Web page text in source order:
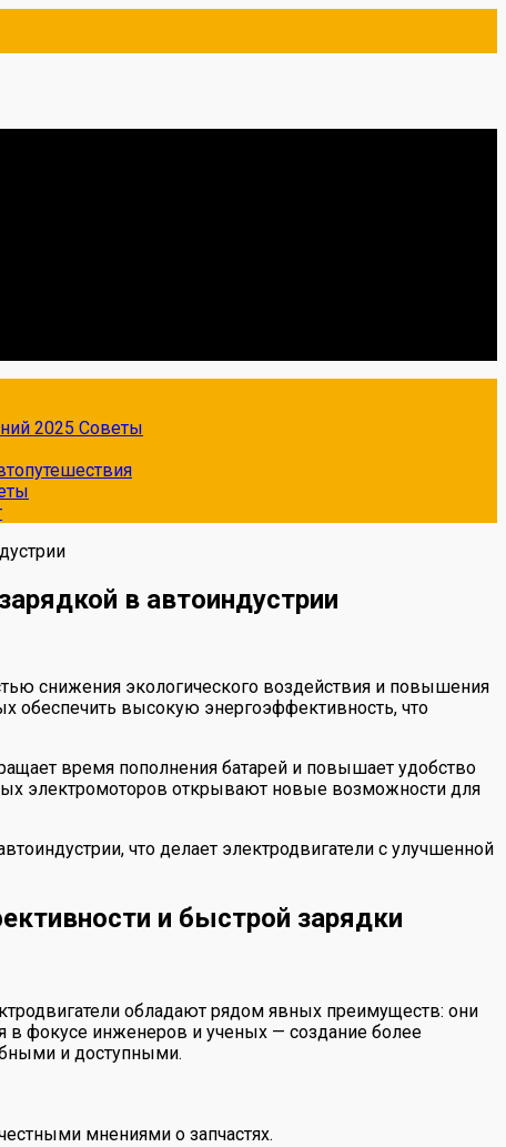
2025 Советы
в автоиндустрии
снижения экологического воздействия и повышения
обеспечить высокую энергоэффективность, что
время пополнения батарей и повышает удобство
электромоторов открывают новые возможности для
что делает электродвигатели с улучшенной
и быстрой зарядки
обладают рядом явных преимуществ: они
в фокусе инженеров и ученых — создание более
и доступными.
мнениями о запчастях.